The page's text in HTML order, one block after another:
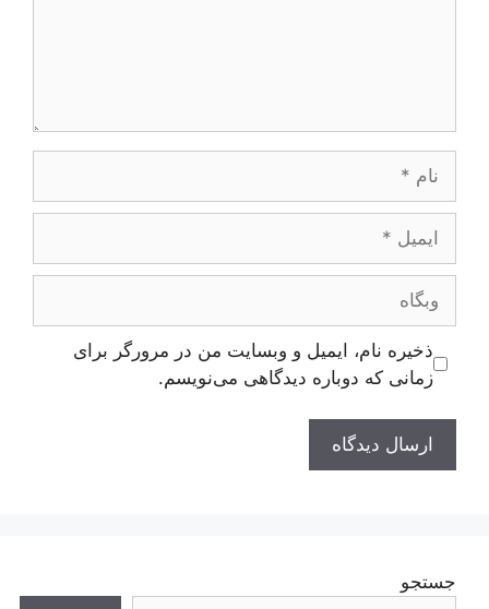
وبگاه
ذخیره نام، ایمیل و وبسایت من در مرورگر برای
زمانی که دوباره دیدگاهی می‌نویسم.
جستجو